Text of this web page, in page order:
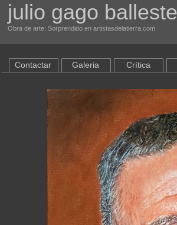
julio gago
Obra de arte: Sorprendido en artistasdelatierra.com
Contactar Galeria Crítica